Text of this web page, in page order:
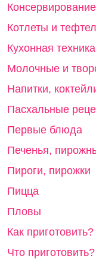
Котлеты и
Кухонная техника
Молочные и
Напитки,
Пасхальные
Первые блюда
Печенья,
Пироги, пирожки
Пицца
Пловы
Как приготовить?
Что приготовить?